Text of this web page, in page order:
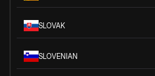
SLOVAK
SLOVENIAN